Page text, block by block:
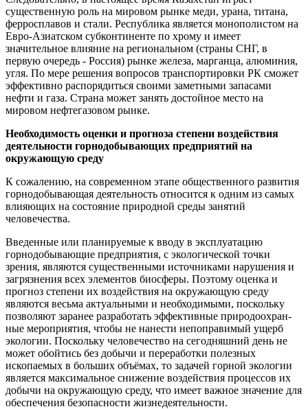
существенную роль на мировом рынке меди, урана, титана,
ферросплавов и стали. Республика является монополистом на
Евро-Азиатском субконтиненте по хрому и имеет
значительное влияние на региональном (страны СНГ, в
первую очередь - Россия) рынке железа, марганца, алюминия,
угля. По мере решения вопросов транспортировки РК сможет
эффективно распорядиться своими заметными запасами
нефти и газа. Страна может занять достойное место на
мировом нефтегазовом рынке.
Необходимость оценки и прогноза степени воздействия
деятельности горнодобывающих предприятий на
окружающую среду
К сожалению, на современном этапе общественного развития
горнодобывающая деятельность относится к одним из самых
влияющих на состояние природной среды занятий
человечества.
Введенные или планируемые к вводу в эксплуатацию
горнодобывающие предприятия, с экологической точки
зрения, являются существенными источниками нарушения и
загрязнения всех элементов биосферы. Поэтому оценка и
прогноз степени их воздействия на окружающую среду
являются весьма актуальными и необходимыми, поскольку
позволяют заранее разработать эффективные природоохран­
ные мероприятия, чтобы не нанести непоправимый ущерб
экологии. Поскольку человечество на сегодняшний день не
может обойтись без добычи и переработки полезных
ископаемых в больших объёмах, то задачей горной экологии
является максимальное снижение воздействия процессов их
добычи на окружающую среду, что имеет важное значение для
обеспечения безопасности жизнедеятельности.